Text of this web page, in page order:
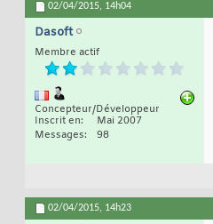
02/04/2015, 14h04
Dasoft
Membre actif
Concepteur/Développeur
Inscrit en
Mai 2007
Messages
98
02/04/2015, 14h23